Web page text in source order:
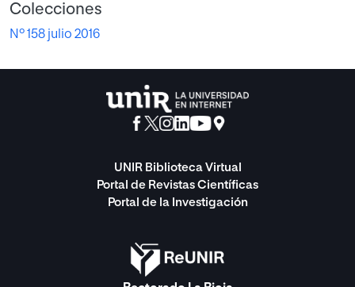
Colecciones
Nº 158 julio 2016
UNIR Biblioteca Virtual
Portal de Revistas Científicas
Portal de la Investigación